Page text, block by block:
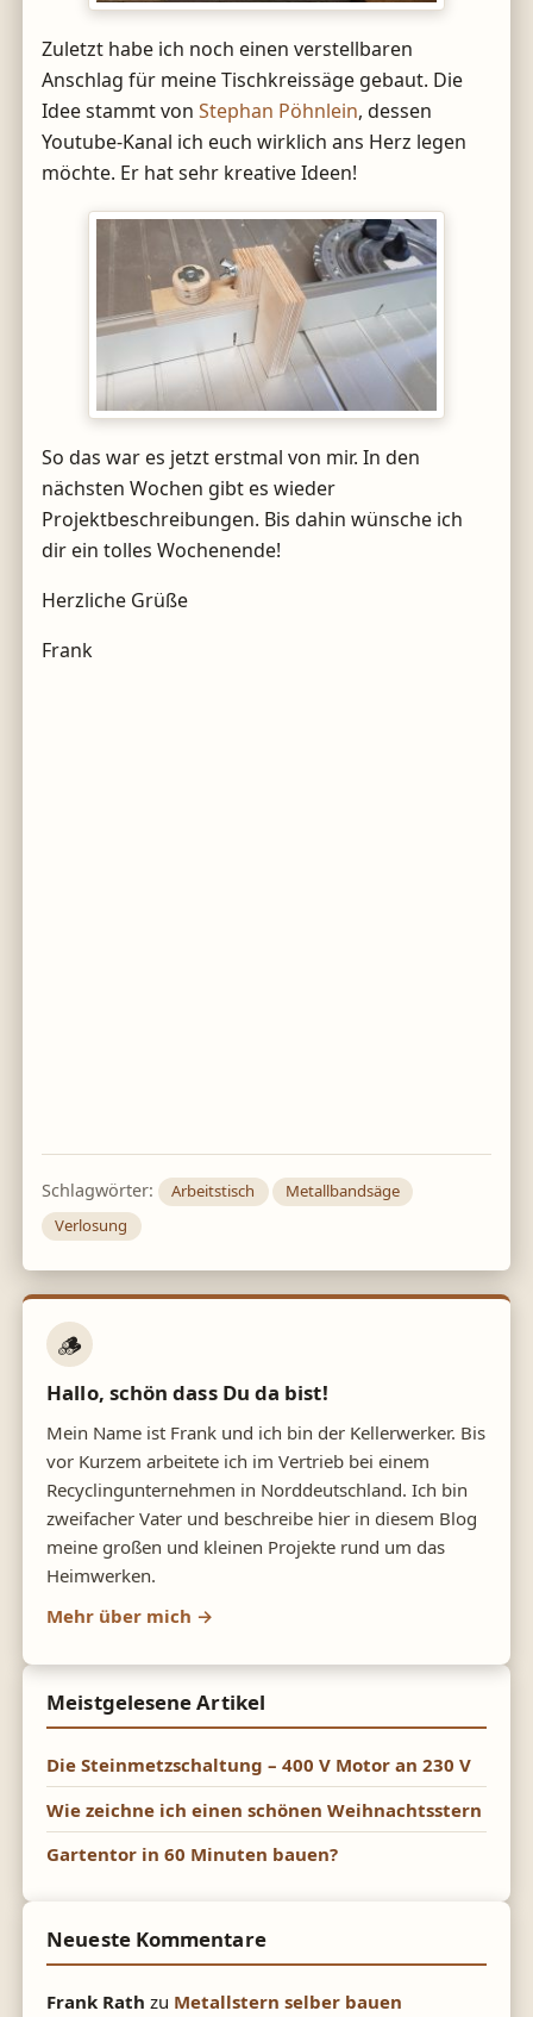
Zuletzt habe ich noch einen verstellbaren
Anschlag für meine Tischkreissäge gebaut. Die
Idee stammt vonStephan Pöhnlein, dessen
Youtube-Kanal ich euch wirklich ans Herz legen
möchte. Er hat sehr kreative Ideen!
So das war es jetzt erstmal von mir. In den
nächsten Wochen gibt es wieder
Projektbeschreibungen. Bis dahin wünsche ich
dir ein tolles Wochenende!
Herzliche Grüße
Frank
Schlagwörter: Arbeitstisch
Metallbandsäge
Verlosung
🪵
Hallo, schön dass Du da bist!
Mein Name ist Frank und ich bin der Kellerwerker. Bis
vor Kurzem arbeitete ich im Vertrieb bei einem
Recyclingunternehmen in Norddeutschland. Ich bin
zweifacher Vater und beschreibe hier in diesem Blog
meine großen und kleinen Projekte rund um das
Heimwerken.
Mehr über mich →
Meistgelesene Artikel
Die Steinmetzschaltung – 400 V Motor an 230 V
Wie zeichne ich einen schönen Weihnachtsstern
Gartentor in 60 Minuten bauen?
Neueste Kommentare
Frank Rath zu Metallstern selber bauen